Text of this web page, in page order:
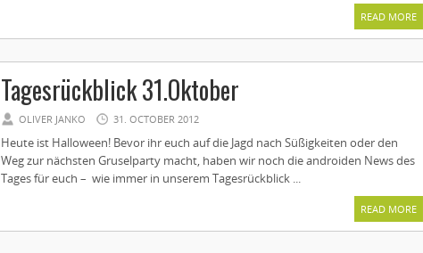
READ MORE
Tagesrückblick 31.Oktober
OLIVER JANKO 31. OCTOBER 2012
Heute ist Halloween! Bevor ihr euch auf die Jagd nach Süßigkeiten oder den
Weg zur nächsten Gruselparty macht, haben wir noch die androiden News des
Tages für euch – wie immer in unserem Tagesrückblick ...
READ MORE